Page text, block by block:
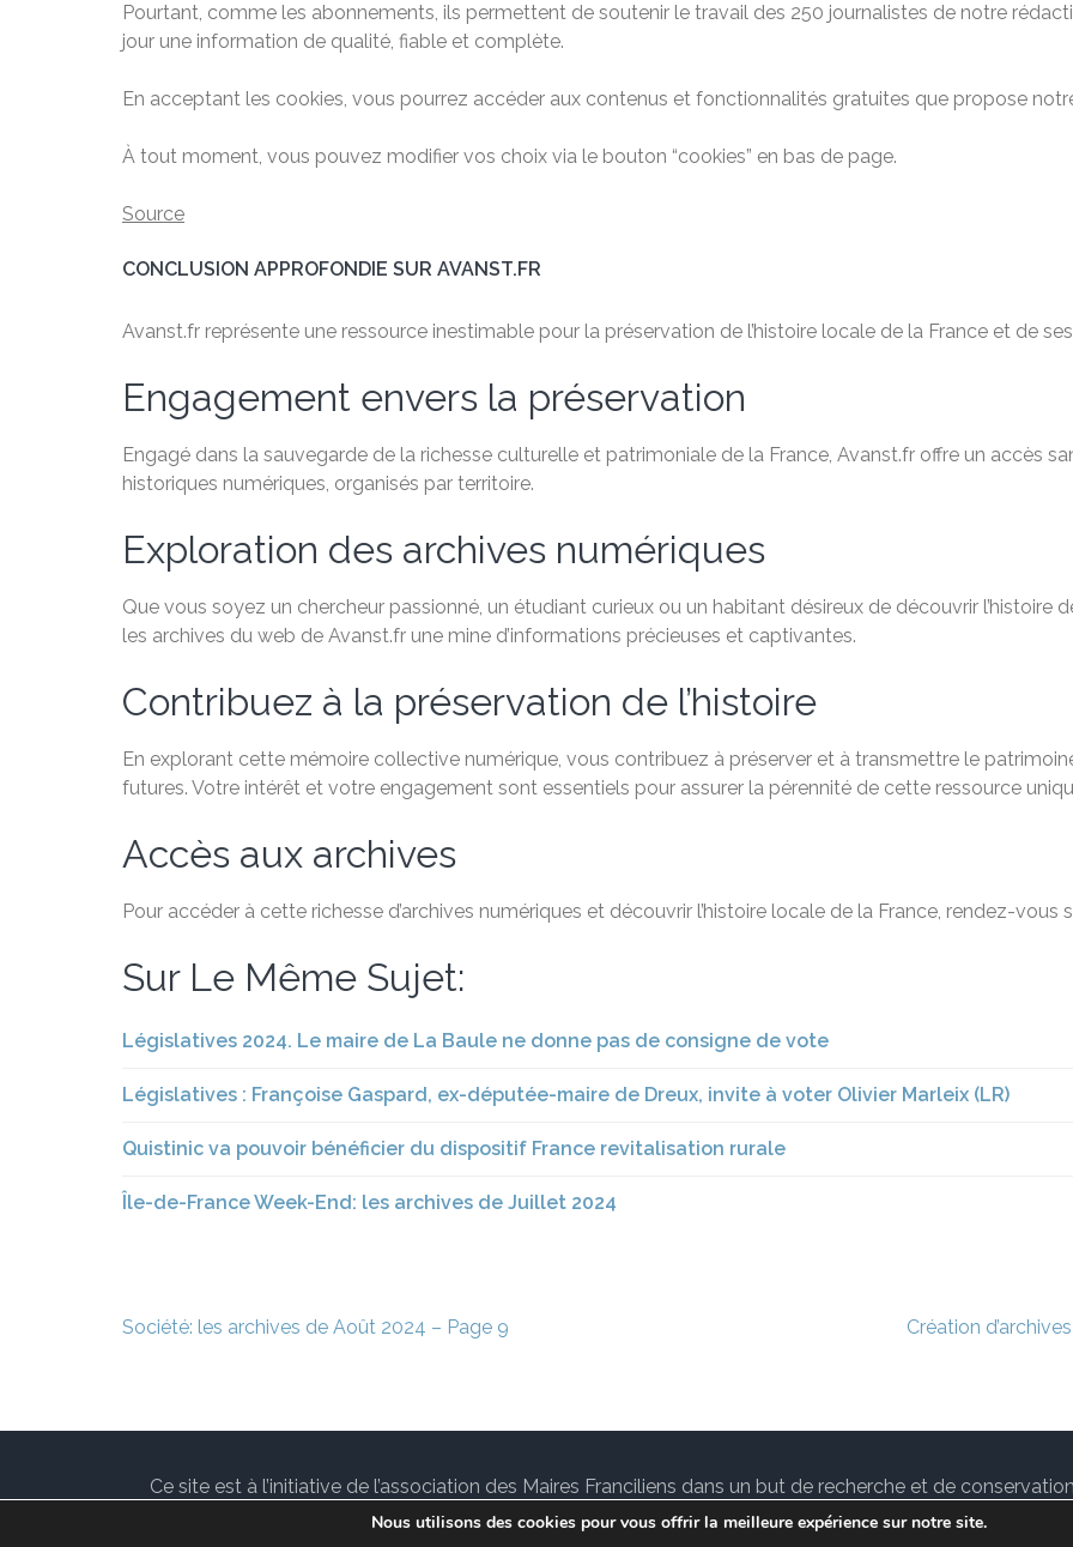
Pourtant, comme les abonnements, ils permettent de soutenir le travail des 250 journalistes de notre
jour une information de qualité, fiable et complète.
En acceptant les cookies, vous pourrez accéder aux contenus et fonctionnalités gratuites que propose
À tout moment, vous pouvez modifier vos choix via le bouton “cookies” en bas de page.
Source
CONCLUSION APPROFONDIE SUR AVANST.FR
Avanst.fr représente une ressource inestimable pour la préservation de l’histoire locale de la France et de
Engagement envers la préservation
Engagé dans la sauvegarde de la richesse culturelle et patrimoniale de la France, Avanst.fr offre un accès
historiques numériques, organisés par territoire.
Exploration des archives numériques
Que vous soyez un chercheur passionné, un étudiant curieux ou un habitant désireux de découvrir l’histoire
les archives du web de Avanst.fr une mine d’informations précieuses et captivantes.
Contribuez à la préservation de l’histoire
En explorant cette mémoire collective numérique, vous contribuez à préserver et à transmettre le
futures. Votre intérêt et votre engagement sont essentiels pour assurer la pérennité de cette ressource
Accès aux archives
Pour accéder à cette richesse d’archives numériques et découvrir l’histoire locale de la France, rendez-vous
Sur Le Même Sujet:
Législatives 2024. Le maire de La Baule ne donne pas de consigne de vote
Législatives : Françoise Gaspard, ex-députée-maire de Dreux, invite à voter Olivier Marleix (LR)
Quistinic va pouvoir bénéficier du dispositif France revitalisation rurale
Île-de-France Week-End: les archives de Juillet 2024
Navigation
Société: les archives de Août 2024 – Page 9 Création
Ce site est à l’initiative de l’association des Maires Franciliens dans un but de recherche et de
communes de l’Île-de-France. Suivez les actuallité sur lenotre Blog. Lawyer Landing Page |
Nous utilisons des cookies pour vous offrir la meilleure expérience sur notre site.